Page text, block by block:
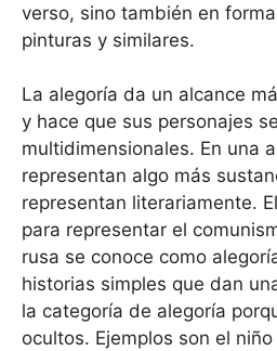
verso, sino también en
pinturas y similares.
La alegoría da un alcance
y hace que sus personajes
multidimensionales. En una
representan algo más
representan literariamente.
para representar el
rusa se conoce como
historias simples que dan
la categoría de alegoría
ocultos. Ejemplos son el